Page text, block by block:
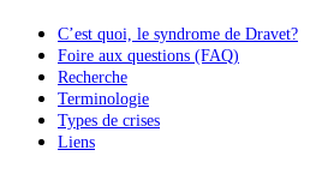
C’est quoi, le syndrome de Dravet?
Foire aux questions (FAQ)
Recherche
Terminologie
Types de crises
Liens